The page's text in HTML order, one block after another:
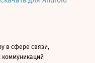
в сфере связи,